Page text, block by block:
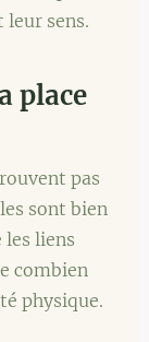
sens.
place
pas
sont bien
les liens
combien
physique.